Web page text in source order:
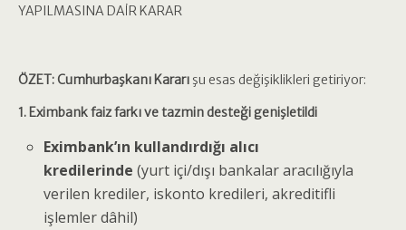
YAPILMASINA DAİR KARAR
ÖZET:Cumhurbaşkanı Kararı şu esas değişiklikleri getiriyor:
1. Eximbank faiz farkı ve tazmin desteği genişletildi
Eximbank’ın kullandırdığı alıcı
kredilerinde (yurt içi/dışı bankalar aracılığıyla
verilen krediler, iskonto kredileri, akreditifli
işlemler dâhil)